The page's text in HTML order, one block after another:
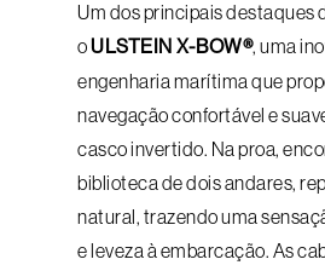
Um dos principais destaques
oULSTEIN X-BOW®, uma
engenharia marítima que
navegação confortável e
casco invertido. Na proa,
biblioteca de dois andares,
natural, trazendo uma
e leveza à embarcação. As